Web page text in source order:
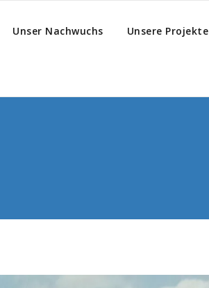
Unser Nachwuchs Unsere Projekte